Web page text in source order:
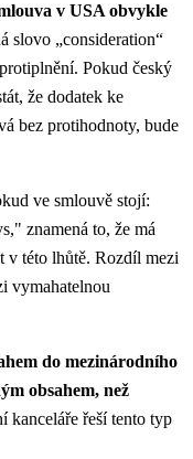
v USA obvykle
slovo „consideration“
Pokud český
že dodatek ke
bez protihodnoty, bude
ve smlouvě stojí:
znamená to, že má
v této lhůtě. Rozdíl mezi
vymahatelnou
do mezinárodního
obsahem, než
kanceláře řeší tento typ